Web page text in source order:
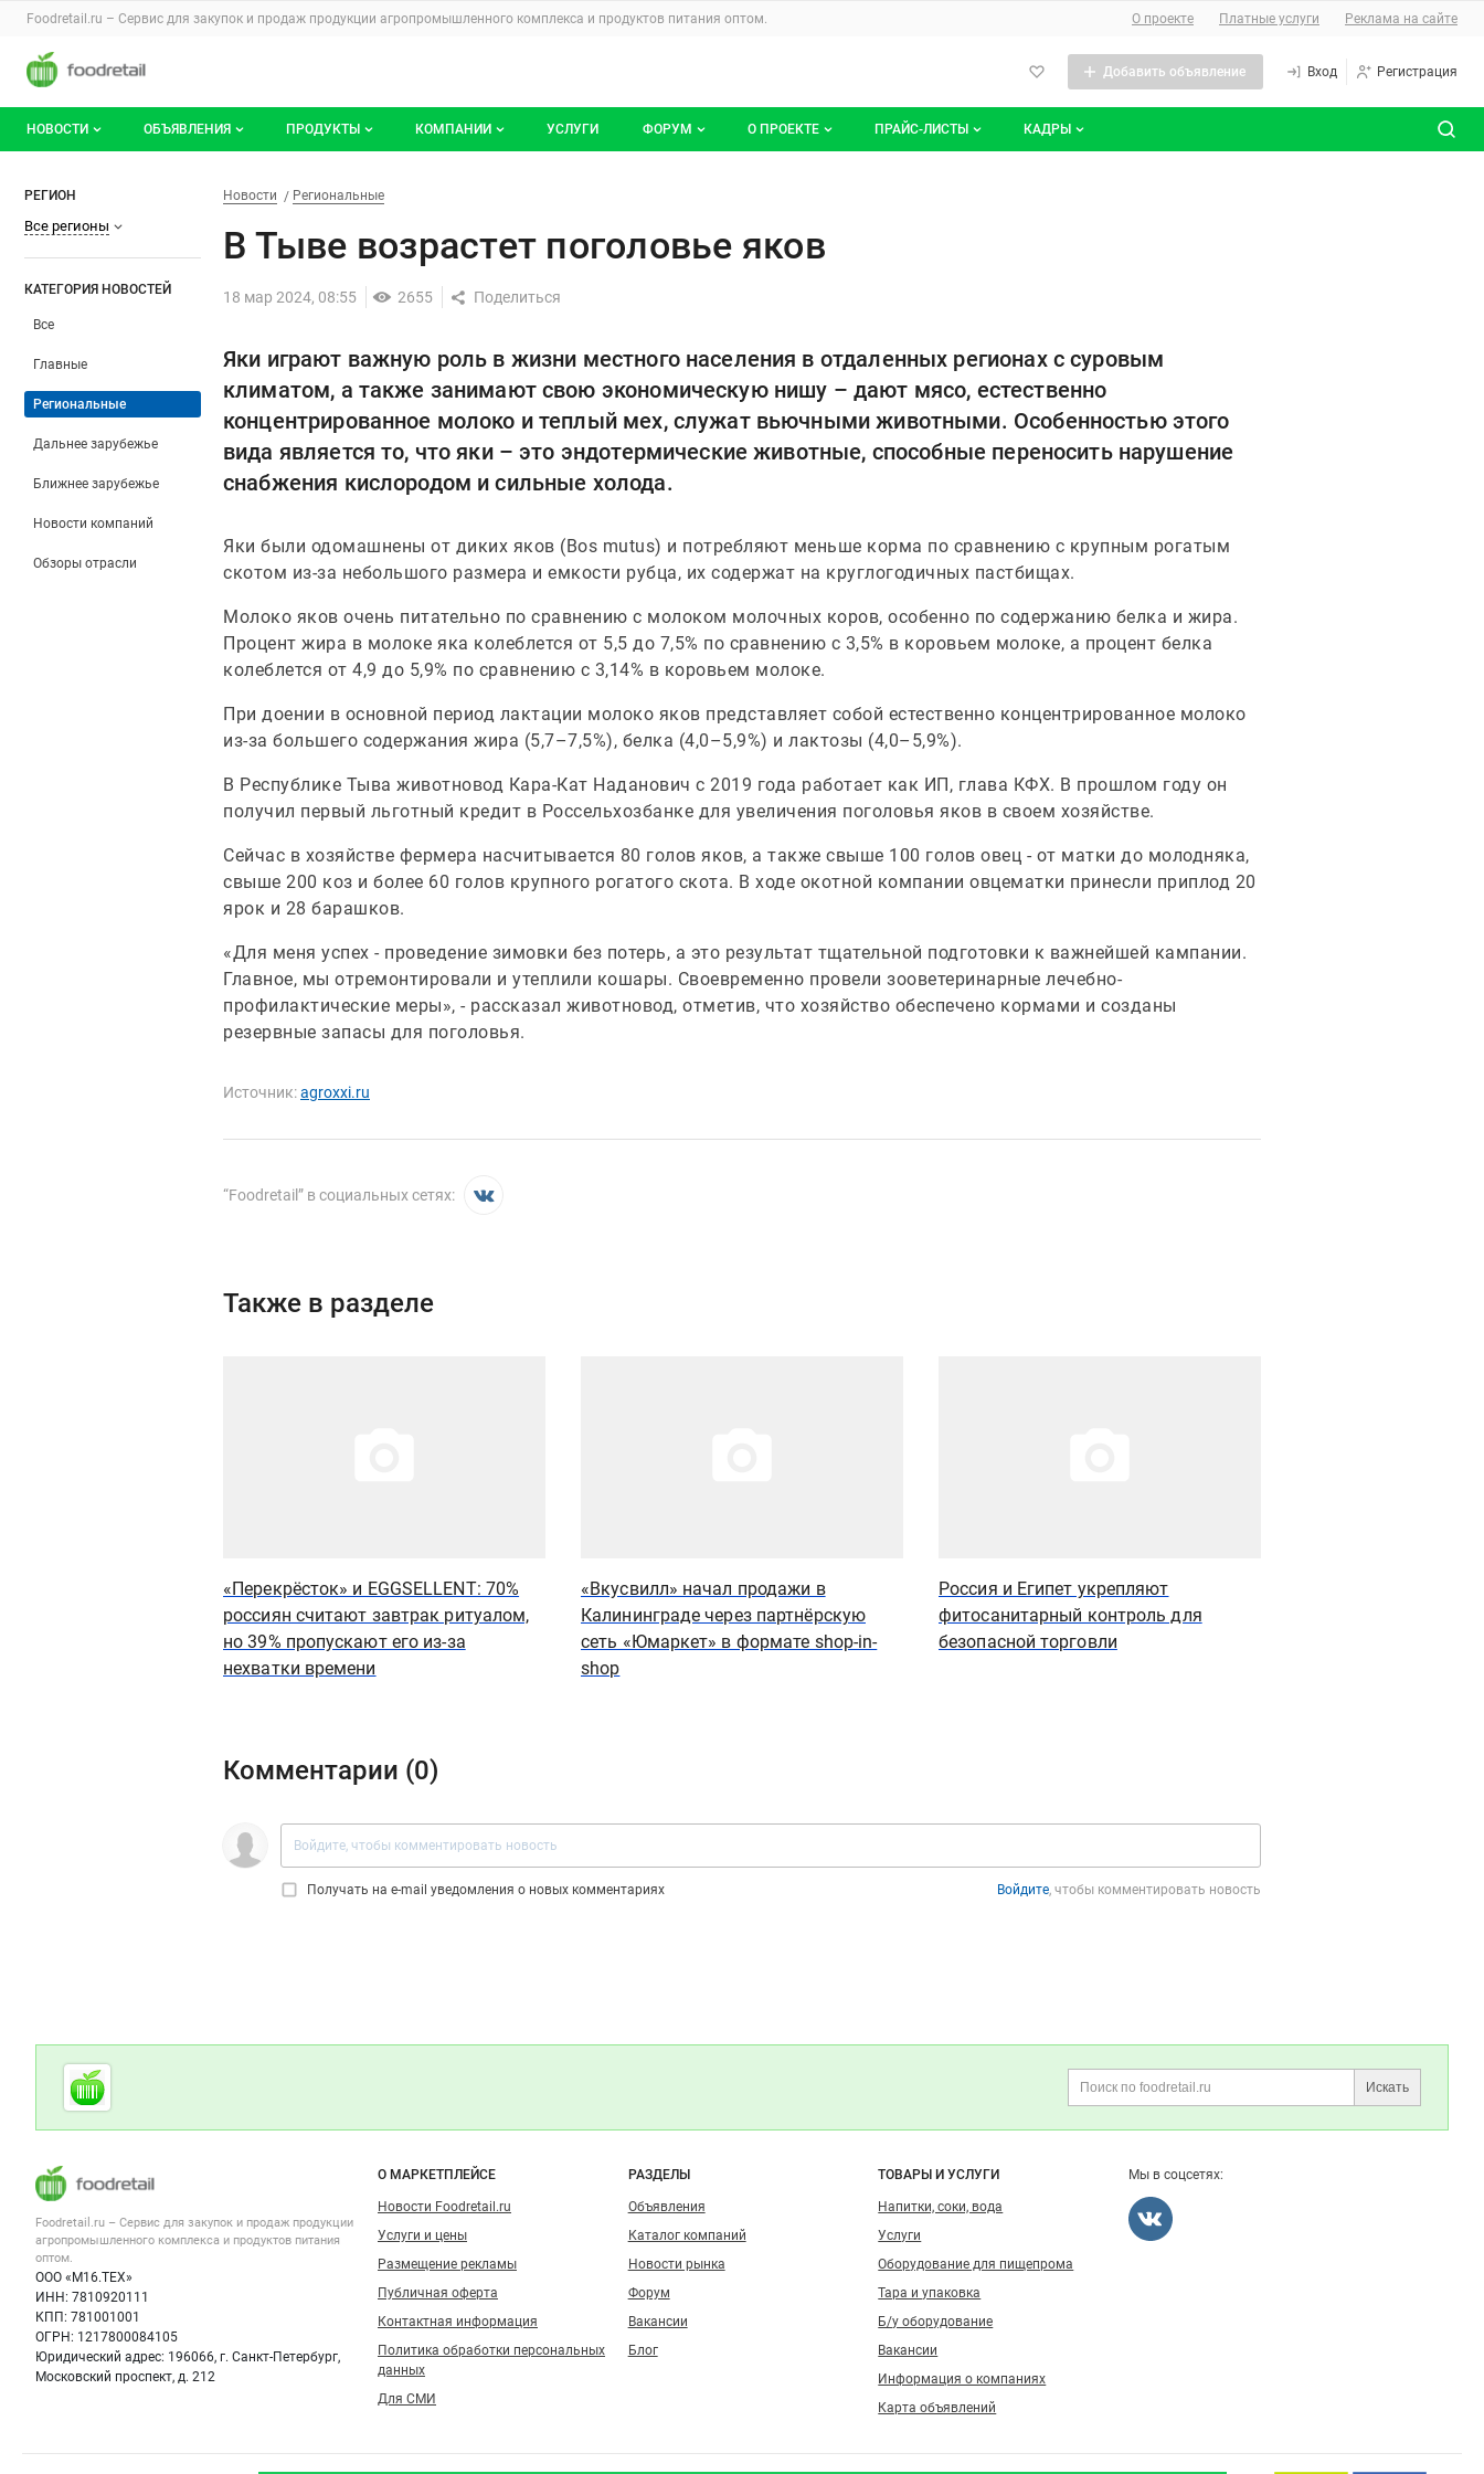
Раздел навигации по сайту foodretail.ru
Foodretail.ru – Сервис для закупок и продаж продукции агропромышленного комплекса и продуктов питания оптом. О сайте
О проекте Платные услуги Реклама на сайте
Авторизация и меню пользователя
Добавить объявление Вход Регистрация
Навигация по разделам сайта foodretail.ru
НОВОСТИ
Документы
ОБЪЯВЛЕНИЯ ПРОДУКТЫ
Мои продукты и напитки
КОМПАНИИ
Премиум размещение
УСЛУГИ ФОРУМ О ПРОЕКТЕ
Публичная оферта
Реклама на сайте
ПРАЙС-ЛИСТЫ КАДРЫ
В Тыве возрастет поголовье яков
Фильтры
РЕГИОН
Все регионы
КАТЕГОРИЯ НОВОСТЕЙ
Все
Главные
Региональные
Дальнее зарубежье
Ближнее зарубежье
Новости компаний
Обзоры отрасли
Новости
Разделы
Новости Региональные
В Тыве возрастет поголовье яков
18 мар 2024, 08:55 2655
Яки играют важную роль в жизни местного населения в отдаленных регионах с суровым
климатом, а также занимают свою экономическую нишу – дают мясо, естественно
концентрированное молоко и теплый мех, служат вьючными животными. Особенностью этого
вида является то, что яки – это эндотермические животные, способные переносить нарушение
снабжения кислородом и сильные холода.
Яки были одомашнены от диких яков (Bos mutus) и потребляют меньше корма по сравнению с крупным рогатым
скотом из-за небольшого размера и емкости рубца, их содержат на круглогодичных пастбищах.
Молоко яков очень питательно по сравнению с молоком молочных коров, особенно по содержанию белка и жира.
Процент жира в молоке яка колеблется от 5,5 до 7,5% по сравнению с 3,5% в коровьем молоке, а процент белка
колеблется от 4,9 до 5,9% по сравнению с 3,14% в коровьем молоке.
При доении в основной период лактации молоко яков представляет собой естественно концентрированное молоко
из-за большего содержания жира (5,7–7,5%), белка (4,0–5,9%) и лактозы (4,0–5,9%).
В Республике Тыва животновод Кара-Кат Наданович с 2019 года работает как ИП, глава КФХ. В прошлом году он
получил первый льготный кредит в Россельхозбанке для увеличения поголовья яков в своем хозяйстве.
Сейчас в хозяйстве фермера насчитывается 80 голов яков, а также свыше 100 голов овец - от матки до молодняка,
свыше 200 коз и более 60 голов крупного рогатого скота. В ходе окотной компании овцематки принесли приплод 20
ярок и 28 барашков.
«Для меня успех - проведение зимовки без потерь, а это результат тщательной подготовки к важнейшей кампании.
Главное, мы отремонтировали и утеплили кошары. Своевременно провели зооветеринарные лечебно-
профилактические меры», - рассказал животновод, отметив, что хозяйство обеспечено кормами и созданы
резервные запасы для поголовья.
Источник:agroxxi.ru
“Foodretail” в социальных сетях:
Также в разделе
«Перекрёсток» и EGGSELLENT: 70%
россиян считают завтрак ритуалом,
но 39% пропускают его из-за
нехватки времени
«Вкусвилл» начал продажи в
Калининграде через партнёрскую
сеть «Юмаркет» в формате shop-in-
shop
Россия и Египет укрепляют
фитосанитарный контроль для
безопасной торговли
Комментарии (0)
Получать на e‑mail уведомления о новых комментариях Войдите , чтобы комментировать новость
Дополнительная информация
Искать
Cсылки на полезные проекты
Foodretail.ru
— продукты
Важные разделы и контакты
Foodretail.ru – Сервис для закупок и продаж продукции
агропромышленного комплекса и продуктов питания
оптом.
ООО «М16.ТЕХ»
ИНН: 7810920111
КПП: 781001001
ОГРН: 1217800084105
Юридический адрес: 196066, г. Санкт-Петербург,
Московский проспект, д. 212
Навигация по сайту
О МАРКЕТПЛЕЙСЕ
Новости Foodretail.ru
Услуги и цены
Размещение рекламы
Публичная оферта
Контактная информация
Политика обработки персональных
данных
Для СМИ
РАЗДЕЛЫ
Объявления
Каталог компаний
Новости рынка
Форум
Вакансии
Блог
ТОВАРЫ И УСЛУГИ
Напитки, соки, вода
Услуги
Оборудование для пищепрома
Тара и упаковка
Б/у оборудование
Вакансии
Информация о компаниях
Карта объявлений
Мы в соцсетях: